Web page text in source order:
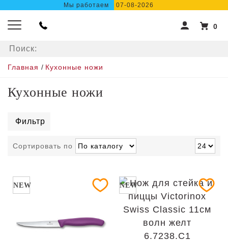
Мы работаем 07-08-2026
0
Главная / Кухонные ножи
Кухонные ножи
Фильтр
Сортировать по
NEW NEW